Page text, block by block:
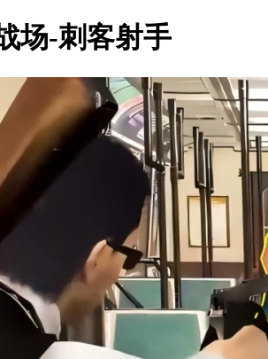
场-刺客射手